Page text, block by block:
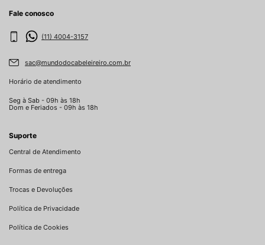
Fale conosco
(11) 4004-3157
sac@mundodocabeleireiro.com.br
Horário de atendimento
Seg à Sab - 09h às 18h
Dom e Feriados - 09h às 18h
Suporte
Central de Atendimento
Formas de entrega
Trocas e Devoluções
Política de Privacidade
Política de Cookies